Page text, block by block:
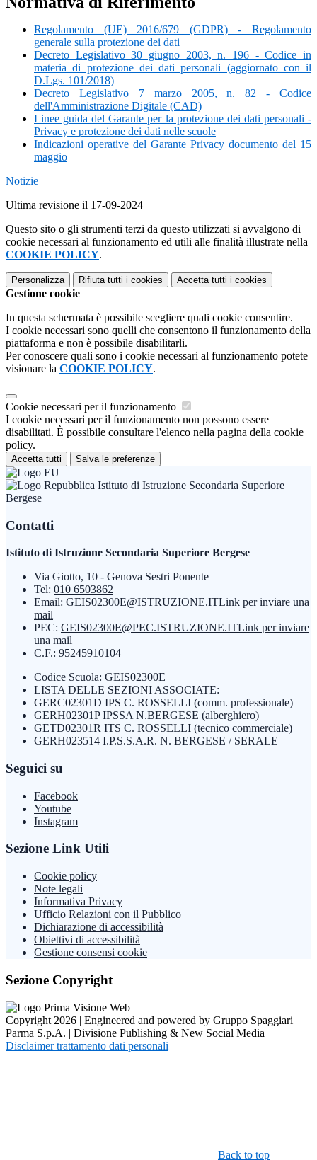
Regolamento (UE) 2016/679 (GDPR) - Regolamento
generale sulla protezione dei dati
Decreto Legislativo 30 giugno 2003, n. 196 - Codice in
materia di protezione dei dati personali (aggiornato con il
D.Lgs. 101/2018)
Decreto Legislativo 7 marzo 2005, n. 82 - Codice
dell'Amministrazione Digitale (CAD)
Linee guida del Garante per la protezione dei dati personali -
Privacy e protezione dei dati nelle scuole
Indicazioni operative del Garante Privacy documento del 15
maggio
Notizie
Ultima revisione il 17-09-2024
Questo sito o gli strumenti terzi da questo utilizzati si avvalgono di
cookie necessari al funzionamento ed utili alle finalità illustrate nella
COOKIE POLICY.
Personalizza Rifiuta tutti i cookies Accetta tutti i cookies
Gestione cookie
In questa schermata è possibile scegliere quali cookie consentire.
I cookie necessari sono quelli che consentono il funzionamento della
piattaforma e non è possibile disabilitarli.
Per conoscere quali sono i cookie necessari al funzionamento potete
visionare la COOKIE POLICY.
Cookie necessari per il funzionamento
I cookie necessari per il funzionamento non possono essere
disabilitati. È possibile consultare l'elenco nella pagina della cookie
policy.
Accetta tutti Salva le preferenze
Istituto di Istruzione Secondaria Superiore
Bergese
Contatti
Istituto di Istruzione Secondaria Superiore Bergese
Via Giotto, 10 - Genova Sestri Ponente
Tel: 010 6503862
Email: GEIS02300E@ISTRUZIONE.ITLink per inviare una
mail
PEC: GEIS02300E@PEC.ISTRUZIONE.ITLink per inviare
una mail
C.F.: 95245910104
Codice Scuola: GEIS02300E
LISTA DELLE SEZIONI ASSOCIATE:
GERC02301D IPS C. ROSSELLI (comm. professionale)
GERH02301P IPSSA N.BERGESE (alberghiero)
GETD02301R ITS C. ROSSELLI (tecnico commerciale)
GERH023514 I.P.S.S.A.R. N. BERGESE / SERALE
Seguici su
Facebook
Youtube
Instagram
Sezione Link Utili
Cookie policy
Note legali
Informativa Privacy
Ufficio Relazioni con il Pubblico
Dichiarazione di accessibilità
Obiettivi di accessibilità
Gestione consensi cookie
Sezione Copyright
Copyright 2026 | Engineered and powered by Gruppo Spaggiari
Parma S.p.A. | Divisione Publishing & New Social Media
Disclaimer trattamento dati personali
Back to top